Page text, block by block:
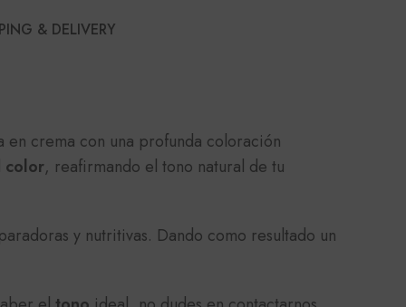
& DELIVERY
en crema con una profunda coloración
color, reafirmando el tono natural de tu
y nutritivas. Dando como resultado un